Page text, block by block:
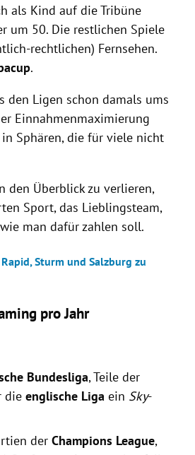
als Kind auf die Tribüne
um 50. Die restlichen Spiele
rechtlichen) Fernsehen.
.
den Ligen schon damals ums
Einnahmenmaximierung
Sphären, die für viele nicht
den Überblick zu verlieren,
Sport, das Lieblingsteam,
man dafür zahlen soll.
Sturm und Salzburg zu
pro Jahr
Bundesliga, Teile der
die englische Liga ein Sky-
der Champions League,